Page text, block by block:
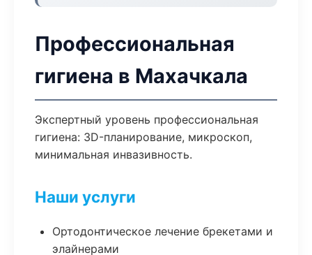
Профессиональная
гигиена в Махачкала
Экспертный уровень профессиональная
гигиена: 3D-планирование, микроскоп,
минимальная инвазивность.
Наши услуги
Ортодонтическое лечение брекетами и
элайнерами